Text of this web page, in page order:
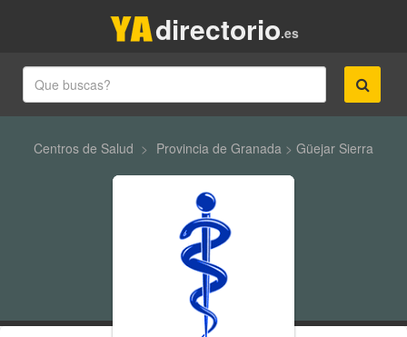
.es
directorio
Centros de Salud > Provincia de Granada > Güejar Sierra